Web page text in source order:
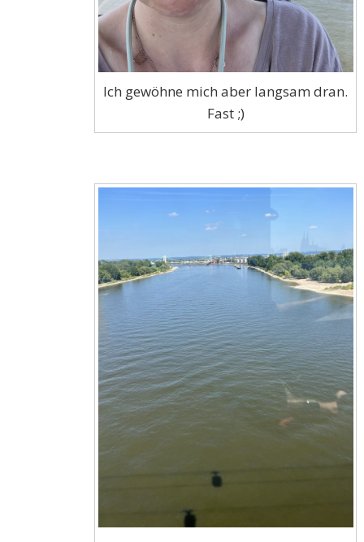
Ich gewöhne mich aber langsam dran.
Fast ;)